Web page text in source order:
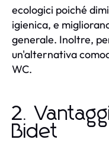
ecologici poiché
igienica, e
generale. Inoltre,
un'alternativa
WC.
2.
Bidet